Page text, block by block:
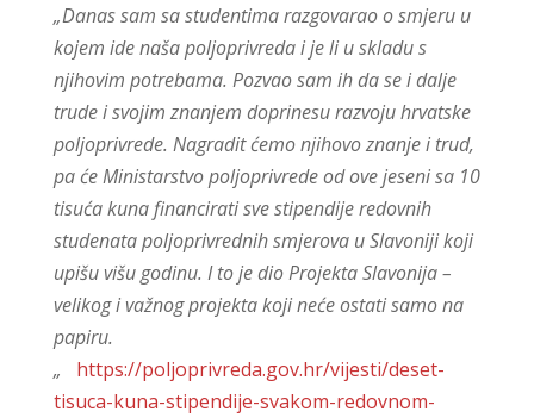
„Danas sam sa studentima razgovarao o smjeru u
kojem ide naša poljoprivreda i je li u skladu s
njihovim potrebama. Pozvao sam ih da se i dalje
trude i svojim znanjem doprinesu razvoju hrvatske
poljoprivrede. Nagradit ćemo njihovo znanje i trud,
pa će Ministarstvo poljoprivrede od ove jeseni sa 10
tisuća kuna financirati sve stipendije redovnih
studenata poljoprivrednih smjerova u Slavoniji koji
upišu višu godinu. I to je dio Projekta Slavonija –
velikog i važnog projekta koji neće ostati samo na
papiru.
„ https://poljoprivreda.gov.hr/vijesti/deset-
tisuca-kuna-stipendije-svakom-redovnom-